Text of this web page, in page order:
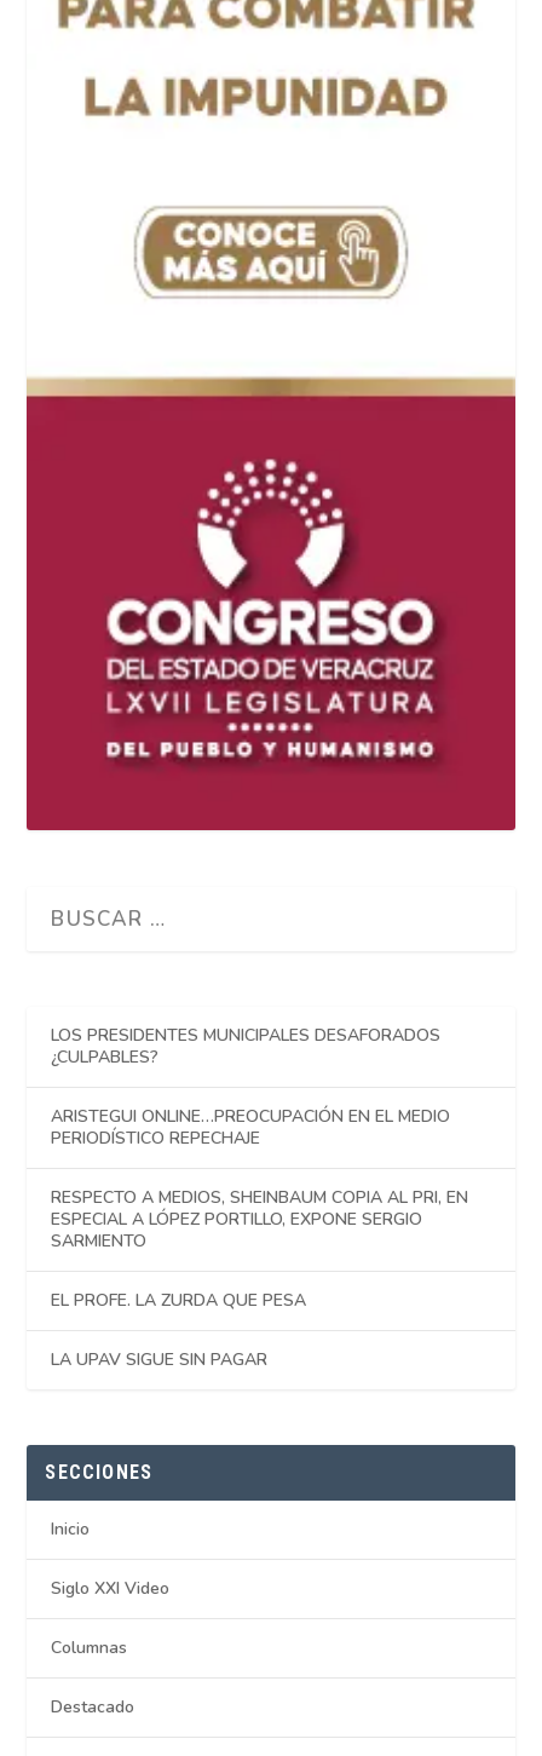
LOS PRESIDENTES MUNICIPALES DESAFORADOS
¿CULPABLES?
ARISTEGUI ONLINE…PREOCUPACIÓN EN EL MEDIO
PERIODÍSTICO REPECHAJE
RESPECTO A MEDIOS, SHEINBAUM COPIA AL PRI, EN
ESPECIAL A LÓPEZ PORTILLO, EXPONE SERGIO
SARMIENTO
EL PROFE. LA ZURDA QUE PESA
LA UPAV SIGUE SIN PAGAR
SECCIONES
Inicio
Siglo XXI Video
Columnas
Destacado